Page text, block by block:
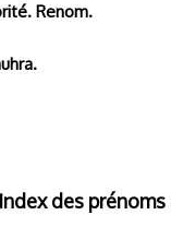
Renom.